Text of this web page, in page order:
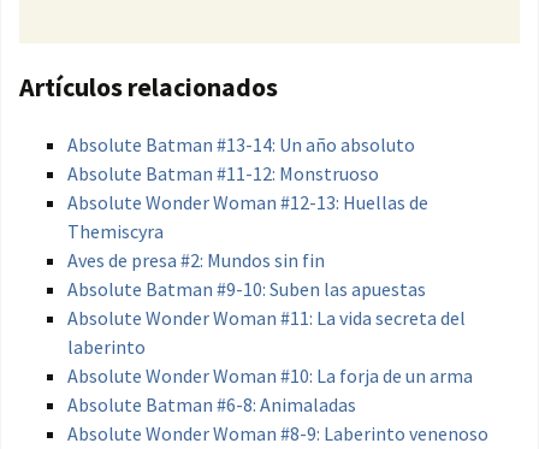
Artículos relacionados
Absolute Batman #13-14: Un año absoluto
Absolute Batman #11-12: Monstruoso
Absolute Wonder Woman #12-13: Huellas de
Themiscyra
Aves de presa #2: Mundos sin fin
Absolute Batman #9-10: Suben las apuestas
Absolute Wonder Woman #11: La vida secreta del
laberinto
Absolute Wonder Woman #10: La forja de un arma
Absolute Batman #6-8: Animaladas
Absolute Wonder Woman #8-9: Laberinto venenoso